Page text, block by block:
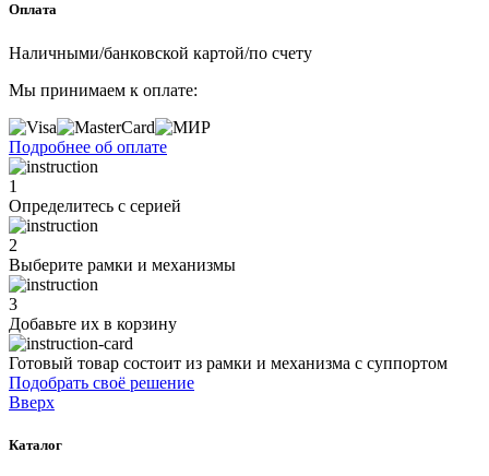
Оплата
Наличными/банковской картой/по счету
Мы принимаем к оплате:
Подробнее об оплате
1
Определитесь с серией
2
Выберите рамки и механизмы
3
Добавьте их в корзину
Готовый товар состоит из рамки и механизма с суппортом
Подобрать своё решение
Вверх
Каталог